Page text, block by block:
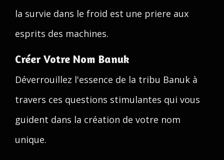
la survie dans le froid est une priere aux
esprits des machines.
Créer Votre Nom Banuk
Déverrouillez l'essence de la tribu Banuk à
travers ces questions stimulantes qui vous
guident dans la création de votre nom
unique.